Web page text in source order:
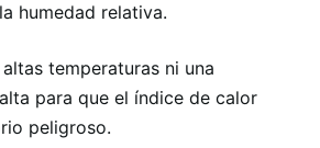
humedad relativa.
temperaturas ni una
para que el índice de calor
peligroso.